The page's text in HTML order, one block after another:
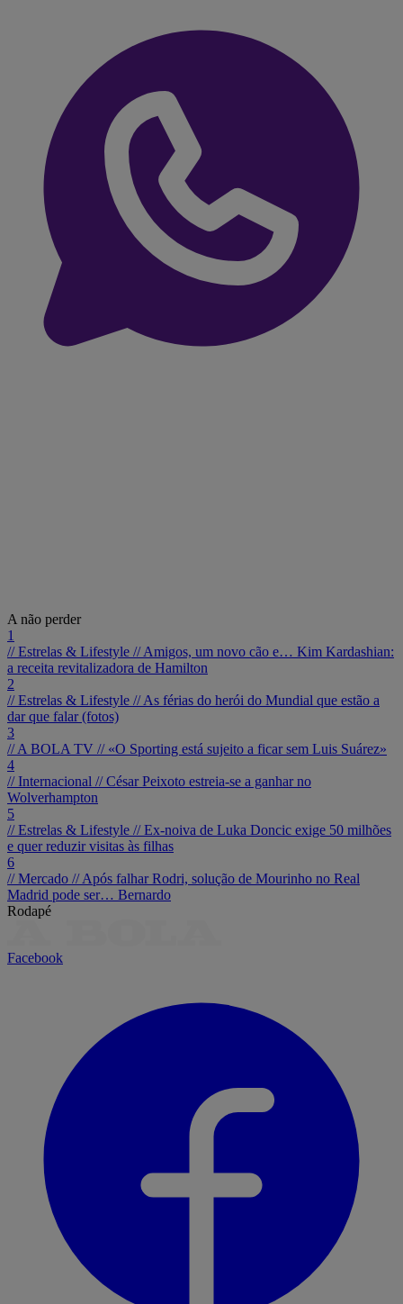
A não perder
1
// Estrelas & Lifestyle //Amigos, um novo cão e… Kim Kardashian:
a receita revitalizadora de Hamilton
2
// Estrelas & Lifestyle //As férias do herói do Mundial que estão a
dar que falar (fotos)
3
// A BOLA TV // «O Sporting está sujeito a ficar sem Luis Suárez»
4
// Internacional //César Peixoto estreia-se a ganhar no
Wolverhampton
5
// Estrelas & Lifestyle //Ex-noiva de Luka Doncic exige 50 milhões
e quer reduzir visitas às filhas
6
// Mercado //Após falhar Rodri, solução de Mourinho no Real
Madrid pode ser… Bernardo
Rodapé
Facebook